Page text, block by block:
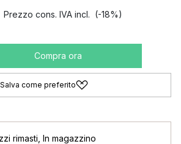
Prezzo cons. IVA incl. (-18%)
Compra ora
Salva come preferito
rimasti In magazzino